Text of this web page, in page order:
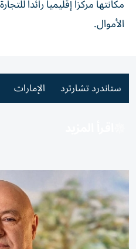
مكانتها مركزاً إقليمياً رائداً
الأموال.
ستاندرد تشارترد الإمارات